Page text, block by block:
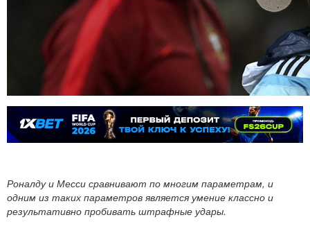
Роналду и Месси сравнивают по многим параметрам, и
одним из таких параметров является умение классно и
результативно пробивать штрафные удары.